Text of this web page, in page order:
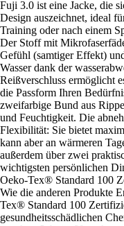
Fuji 3.0 ist eine Jacke, die
Design auszeichnet, ideal
Training oder nach einem
Der Stoff mit
Gefühl (samtiger Effekt)
Wasser dank der
Reißverschluss ermöglicht
die Passform Ihren
zweifarbige Bund aus
und Feuchtigkeit. Die
Flexibilität: Sie bietet
kann aber an wärmeren
außerdem über zwei
wichtigsten persönlichen
Oeko-Tex® Standard 100
Wie die anderen Produkte
Tex® Standard 100
gesundheitsschädlichen